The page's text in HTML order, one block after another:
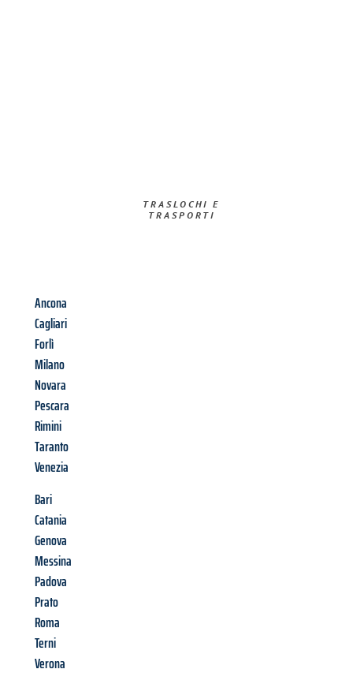
TRASLOCHI E
TRASPORTI​
Ancona
Cagliari
Forlì
Milano
Novara
Pescara
Rimini
Taranto
Venezia
Bari
Catania
Genova
Messina
Padova
Prato
Roma
Terni
Verona